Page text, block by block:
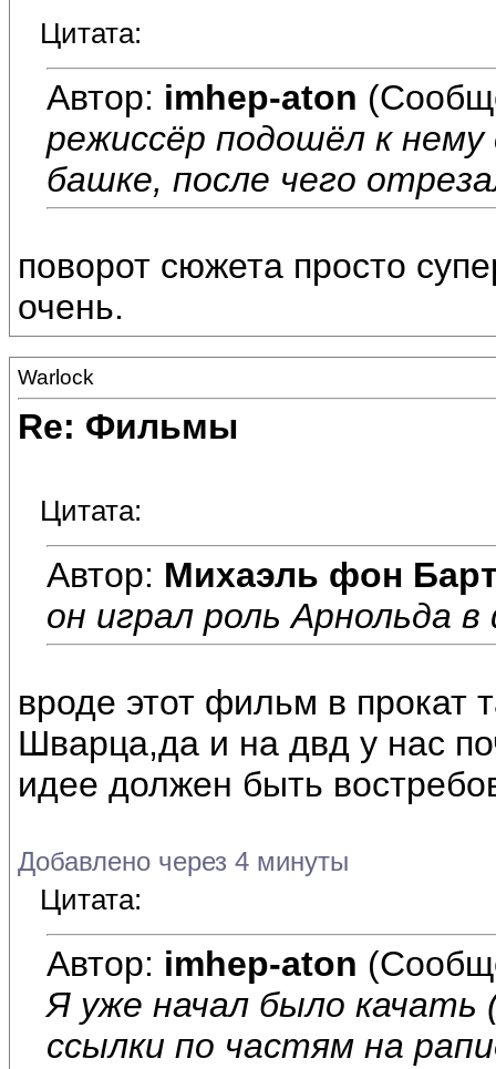
Цитата:
Автор: imhep-aton
режиссёр подошёл к нему
башке, после чего
поворот сюжета просто
очень.
Warlock
Re: Фильмы
Цитата:
Автор: Михаэль фон
он играл роль Арнольда
вроде этот фильм в прокат
Шварца,да и на двд у нас
идее должен быть
Добавлено через 4 минуты
Цитата:
Автор: imhep-aton
Я уже начал было качать
ссылки по частям на